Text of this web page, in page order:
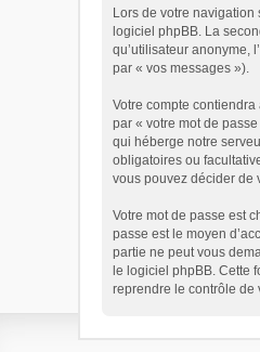
Lors de votre
logiciel phpBB. La
qu’utilisateur anonyme,
par « vos messages »).
Votre compte
par « votre mot de
qui héberge notre
obligatoires ou
vous pouvez décider de
Votre mot de passe est
passe est le moyen
partie ne peut vous
le logiciel phpBB. Cette
reprendre le contrôle de